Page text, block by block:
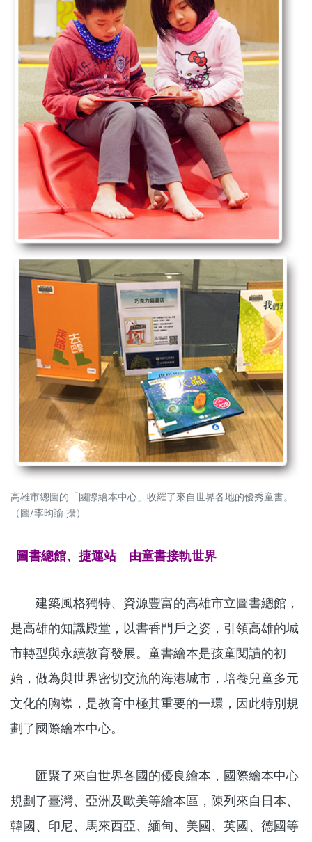
高雄市總圖的「國際繪本中心」收羅了來自世界各地的優秀童書。
（圖/李昀諭 攝）
圖書總館、捷運站 由童書接軌世界
建築風格獨特、資源豐富的高雄市立圖書總館，
是高雄的知識殿堂，以書香門戶之姿，引領高雄的城
市轉型與永續教育發展。童書繪本是孩童閱讀的初
始，做為與世界密切交流的海港城市，培養兒童多元
文化的胸襟，是教育中極其重要的一環，因此特別規
劃了國際繪本中心。
匯聚了來自世界各國的優良繪本，國際繪本中心
規劃了臺灣、亞洲及歐美等繪本區，陳列來自日本、
韓國、印尼、馬來西亞、緬甸、美國、英國、德國等